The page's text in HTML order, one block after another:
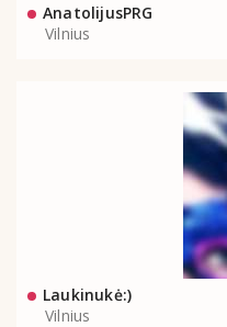
AnatolijusPRG
Vilnius
Laukinukė:)
Vilnius